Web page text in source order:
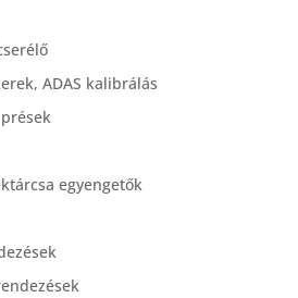
ADAS kalibrálás
egyengetők